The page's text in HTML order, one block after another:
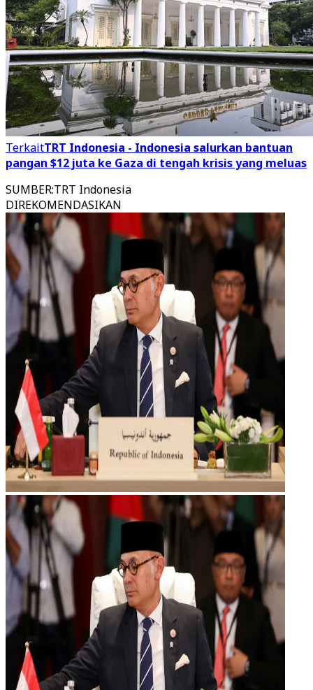
TerkaitTRT Indonesia - Indonesia salurkan bantuan
pangan $12 juta ke Gaza di tengah krisis yang meluas
SUMBER:TRT Indonesia
DIREKOMENDASIKAN